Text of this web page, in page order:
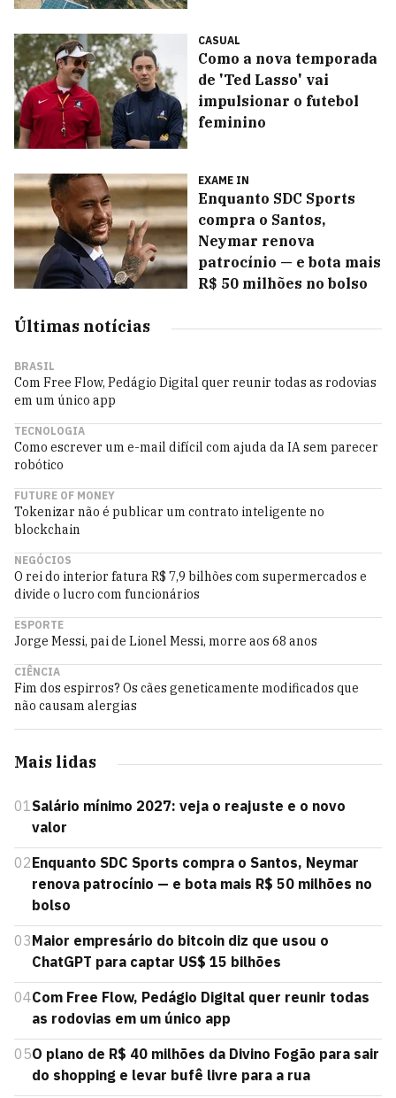
CASUAL
Como a nova temporada
de 'Ted Lasso' vai
impulsionar o futebol
feminino
EXAME IN
Enquanto SDC Sports
compra o Santos,
Neymar renova
patrocínio — e bota mais
R$ 50 milhões no bolso
Últimas notícias
BRASIL
Com Free Flow, Pedágio Digital quer reunir todas as rodovias
em um único app
TECNOLOGIA
Como escrever um e-mail difícil com ajuda da IA sem parecer
robótico
FUTURE OF MONEY
Tokenizar não é publicar um contrato inteligente no
blockchain
NEGÓCIOS
O rei do interior fatura R$ 7,9 bilhões com supermercados e
divide o lucro com funcionários
ESPORTE
Jorge Messi, pai de Lionel Messi, morre aos 68 anos
CIÊNCIA
Fim dos espirros? Os cães geneticamente modificados que
não causam alergias
Mais lidas
01Salário mínimo 2027: veja o reajuste e o novo
valor
02Enquanto SDC Sports compra o Santos, Neymar
renova patrocínio — e bota mais R$ 50 milhões no
bolso
03Maior empresário do bitcoin diz que usou o
ChatGPT para captar US$ 15 bilhões
04Com Free Flow, Pedágio Digital quer reunir todas
as rodovias em um único app
05O plano de R$ 40 milhões da Divino Fogão para sair
do shopping e levar bufê livre para a rua